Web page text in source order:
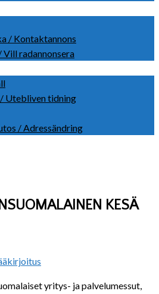
/ Kontaktannons
radannonsera
Utebliven tidning
/ Adressändring
KESÄ
yritys- ja palvelumessut,